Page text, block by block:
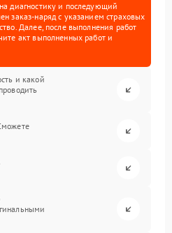
диагностику и последующий
заказ-наряд с указанием страховых
Далее, после выполнения работ
акт выполненных работ и
и какой